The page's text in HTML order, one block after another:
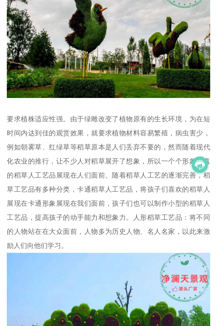
要求植株适应性强。由于绿雕改变了植物原有的生长环境，为在短
时间内达到佳的观赏效果，就要求植物材料容易繁殖，病虫害少，
例如朝雾草、红绿草等稻草原本是人们丢弃不要的，然而随着现代
化农业的推行，让不少人对稻草展开了想象，所以一个个形象逼真
的稻草人工艺品展现在人们面前。随着稻草人工艺的逐渐完善，稻
草工艺品有多种分类，卡通稻草人工艺品，将孩子们喜欢的稻草人
展现在卡通形象展现在我们面前，孩子们也可以制作小型的稻草人
工艺品，提高孩子的动手能力和想象力。人形稻草工艺品：将不同
的人物站在在大众面前，人物多为历史人物、名人名家，以此来激
励人们向他们学习。